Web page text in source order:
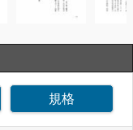
規格